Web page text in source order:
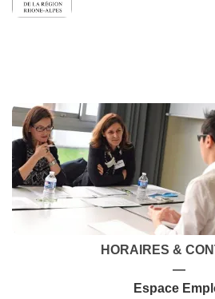
HORAIRES &
—
Espace